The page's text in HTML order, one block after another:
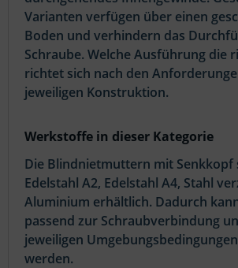
Varianten verfügen über einen
Boden und verhindern das
Schraube. Welche Ausführung die
richtet sich nach den
jeweiligen Konstruktion.
Werkstoffe in dieser Kategorie
Die Blindnietmuttern mit Senkkopf
Edelstahl A2, Edelstahl A4, Stahl
Aluminium erhältlich. Dadurch
passend zur Schraubverbindung
jeweiligen
werden.